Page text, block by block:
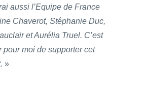
aussi l’Equipe de France
Chaverot, Stéphanie Duc,
et Aurélia Truel. C’est
pour moi de supporter cet
»